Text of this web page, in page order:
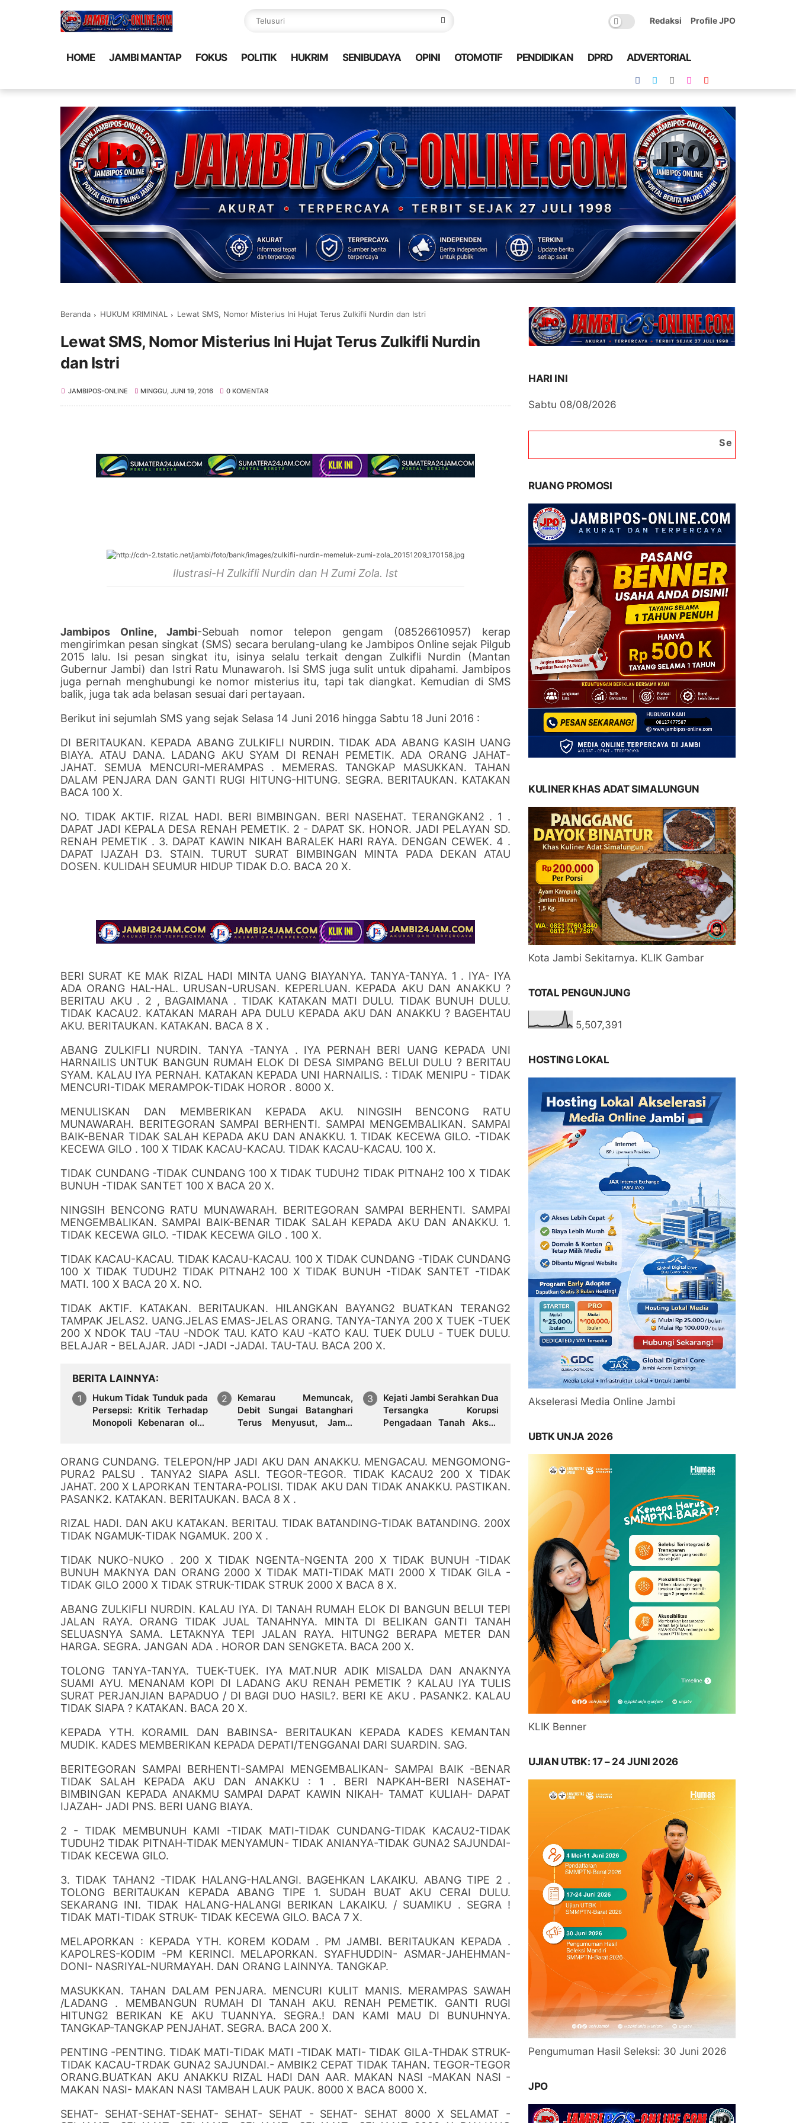
Redaksi Profile JPO
HOME JAMBI MANTAP FOKUS POLITIK HUKRIM SENIBUDAYA OPINI OTOMOTIF PENDIDIKAN DPRD ADVERTORIAL
Beranda HUKUM KRIMINAL Lewat SMS, Nomor Misterius Ini Hujat Terus Zulkifli Nurdin dan Istri
Lewat SMS, Nomor Misterius Ini Hujat Terus Zulkifli Nurdin
dan Istri
JAMBIPOS-ONLINE MINGGU, JUNI 19, 2016 0 KOMENTAR
Ilustrasi-H Zulkifli Nurdin dan H Zumi Zola. Ist
Jambipos Online, Jambi-Sebuah nomor telepon gengam (08526610957) kerap
mengirimkan pesan singkat (SMS) secara berulang-ulang ke Jambipos Online sejak Pilgub
2015 lalu. Isi pesan singkat itu, isinya selalu terkait dengan Zulkifli Nurdin (Mantan
Gubernur Jambi) dan Istri Ratu Munawaroh. Isi SMS juga sulit untuk dipahami. Jambipos
juga pernah menghubungi ke nomor misterius itu, tapi tak diangkat. Kemudian di SMS
balik, juga tak ada belasan sesuai dari pertayaan.
Berikut ini sejumlah SMS yang sejak Selasa 14 Juni 2016 hingga Sabtu 18 Juni 2016 :
DI BERITAUKAN. KEPADA ABANG ZULKIFLI NURDIN. TIDAK ADA ABANG KASIH UANG
BIAYA. ATAU DANA. LADANG AKU SYAM DI RENAH PEMETIK. ADA ORANG JAHAT-
JAHAT. SEMUA MENCURI-MERAMPAS . MEMERAS. TANGKAP MASUKKAN. TAHAN
DALAM PENJARA DAN GANTI RUGI HITUNG-HITUNG. SEGRA. BERITAUKAN. KATAKAN
BACA 100 X.
NO. TIDAK AKTIF. RIZAL HADI. BERI BIMBINGAN. BERI NASEHAT. TERANGKAN2 . 1 .
DAPAT JADI KEPALA DESA RENAH PEMETIK. 2 - DAPAT SK. HONOR. JADI PELAYAN SD.
RENAH PEMETIK . 3. DAPAT KAWIN NIKAH BARALEK HARI RAYA. DENGAN CEWEK. 4 .
DAPAT IJAZAH D3. STAIN. TURUT SURAT BIMBINGAN MINTA PADA DEKAN ATAU
DOSEN. KULIDAH SEUMUR HIDUP TIDAK D.O. BACA 20 X.
BERI SURAT KE MAK RIZAL HADI MINTA UANG BIAYANYA. TANYA-TANYA. 1 . IYA- IYA
ADA ORANG HAL-HAL. URUSAN-URUSAN. KEPERLUAN. KEPADA AKU DAN ANAKKU ?
BERITAU AKU . 2 , BAGAIMANA . TIDAK KATAKAN MATI DULU. TIDAK BUNUH DULU.
TIDAK KACAU2. KATAKAN MARAH APA DULU KEPADA AKU DAN ANAKKU ? BAGEHTAU
AKU. BERITAUKAN. KATAKAN. BACA 8 X .
ABANG ZULKIFLI NURDIN. TANYA -TANYA . IYA PERNAH BERI UANG KEPADA UNI
HARNAILIS UNTUK BANGUN RUMAH ELOK DI DESA SIMPANG BELUI DULU ? BERITAU
SYAM. KALAU IYA PERNAH. KATAKAN KEPADA UNI HARNAILIS. : TIDAK MENIPU - TIDAK
MENCURI-TIDAK MERAMPOK-TIDAK HOROR . 8000 X.
MENULISKAN DAN MEMBERIKAN KEPADA AKU. NINGSIH BENCONG RATU
MUNAWARAH. BERITEGORAN SAMPAI BERHENTI. SAMPAI MENGEMBALIKAN. SAMPAI
BAIK-BENAR TIDAK SALAH KEPADA AKU DAN ANAKKU. 1. TIDAK KECEWA GILO. -TIDAK
KECEWA GILO . 100 X TIDAK KACAU-KACAU. TIDAK KACAU-KACAU. 100 X.
TIDAK CUNDANG -TIDAK CUNDANG 100 X TIDAK TUDUH2 TIDAK PITNAH2 100 X TIDAK
BUNUH -TIDAK SANTET 100 X BACA 20 X.
NINGSIH BENCONG RATU MUNAWARAH. BERITEGORAN SAMPAI BERHENTI. SAMPAI
MENGEMBALIKAN. SAMPAI BAIK-BENAR TIDAK SALAH KEPADA AKU DAN ANAKKU. 1.
TIDAK KECEWA GILO. -TIDAK KECEWA GILO . 100 X.
TIDAK KACAU-KACAU. TIDAK KACAU-KACAU. 100 X TIDAK CUNDANG -TIDAK CUNDANG
100 X TIDAK TUDUH2 TIDAK PITNAH2 100 X TIDAK BUNUH -TIDAK SANTET -TIDAK
MATI. 100 X BACA 20 X. NO.
TIDAK AKTIF. KATAKAN. BERITAUKAN. HILANGKAN BAYANG2 BUATKAN TERANG2
TAMPAK JELAS2. UANG.JELAS EMAS-JELAS ORANG. TANYA-TANYA 200 X TUEK -TUEK
200 X NDOK TAU -TAU -NDOK TAU. KATO KAU -KATO KAU. TUEK DULU - TUEK DULU.
BELAJAR - BELAJAR. JADI -JADI -JADAI. TAU-TAU. BACA 200 X.
BERITA LAINNYA
Hukum Tidak Tunduk pada
Persepsi: Kritik Terhadap
Monopoli Kebenaran oleh
Kemarau Memuncak,
Debit Sungai Batanghari
Terus Menyusut, Jambi
Kejati Jambi Serahkan Dua
Tersangka Korupsi
Pengadaan Tanah Akses
ORANG CUNDANG. TELEPON/HP JADI AKU DAN ANAKKU. MENGACAU. MENGOMONG-
PURA2 PALSU . TANYA2 SIAPA ASLI. TEGOR-TEGOR. TIDAK KACAU2 200 X TIDAK
JAHAT. 200 X LAPORKAN TENTARA-POLISI. TIDAK AKU DAN TIDAK ANAKKU. PASTIKAN.
PASANK2. KATAKAN. BERITAUKAN. BACA 8 X .
RIZAL HADI. DAN AKU KATAKAN. BERITAU. TIDAK BATANDING-TIDAK BATANDING. 200X
TIDAK NGAMUK-TIDAK NGAMUK. 200 X .
TIDAK NUKO-NUKO . 200 X TIDAK NGENTA-NGENTA 200 X TIDAK BUNUH -TIDAK
BUNUH MAKNYA DAN ORANG 2000 X TIDAK MATI-TIDAK MATI 2000 X TIDAK GILA -
TIDAK GILO 2000 X TIDAK STRUK-TIDAK STRUK 2000 X BACA 8 X.
ABANG ZULKIFLI NURDIN. KALAU IYA. DI TANAH RUMAH ELOK DI BANGUN BELUI TEPI
JALAN RAYA. ORANG TIDAK JUAL TANAHNYA. MINTA DI BELIKAN GANTI TANAH
SELUASNYA SAMA. LETAKNYA TEPI JALAN RAYA. HITUNG2 BERAPA METER DAN
HARGA. SEGRA. JANGAN ADA . HOROR DAN SENGKETA. BACA 200 X.
TOLONG TANYA-TANYA. TUEK-TUEK. IYA MAT.NUR ADIK MISALDA DAN ANAKNYA
SUAMI AYU. MENANAM KOPI DI LADANG AKU RENAH PEMETIK ? KALAU IYA TULIS
SURAT PERJANJIAN BAPADUO / DI BAGI DUO HASIL?. BERI KE AKU . PASANK2. KALAU
TIDAK SIAPA ? KATAKAN. BACA 20 X.
KEPADA YTH. KORAMIL DAN BABINSA- BERITAUKAN KEPADA KADES KEMANTAN
MUDIK. KADES MEMBERIKAN KEPADA DEPATI/TENGGANAI DARI SUARDIN. SAG.
BERITEGORAN SAMPAI BERHENTI-SAMPAI MENGEMBALIKAN- SAMPAI BAIK -BENAR
TIDAK SALAH KEPADA AKU DAN ANAKKU : 1 . BERI NAPKAH-BERI NASEHAT-
BIMBINGAN KEPADA ANAKMU SAMPAI DAPAT KAWIN NIKAH- TAMAT KULIAH- DAPAT
IJAZAH- JADI PNS. BERI UANG BIAYA.
2 - TIDAK MEMBUNUH KAMI -TIDAK MATI-TIDAK CUNDANG-TIDAK KACAU2-TIDAK
TUDUH2 TIDAK PITNAH-TIDAK MENYAMUN- TIDAK ANIANYA-TIDAK GUNA2 SAJUNDAI-
TIDAK KECEWA GILO.
3. TIDAK TAHAN2 -TIDAK HALANG-HALANGI. BAGEHKAN LAKAIKU. ABANG TIPE 2 .
TOLONG BERITAUKAN KEPADA ABANG TIPE 1. SUDAH BUAT AKU CERAI DULU.
SEKARANG INI. TIDAK HALANG-HALANGI BERIKAN LAKAIKU. / SUAMIKU . SEGRA !
TIDAK MATI-TIDAK STRUK- TIDAK KECEWA GILO. BACA 7 X.
MELAPORKAN : KEPADA YTH. KOREM KODAM . PM JAMBI. BERITAUKAN KEPADA .
KAPOLRES-KODIM -PM KERINCI. MELAPORKAN. SYAFHUDDIN- ASMAR-JAHEHMAN-
DONI- NASRIYAL-NURMAYAH. DAN ORANG LAINNYA. TANGKAP.
MASUKKAN. TAHAN DALAM PENJARA. MENCURI KULIT MANIS. MERAMPAS SAWAH
/LADANG . MEMBANGUN RUMAH DI TANAH AKU. RENAH PEMETIK. GANTI RUGI
HITUNG2 BERIKAN KE AKU TUANNYA. SEGRA.! DAN KAMI MAU DI BUNUHNYA.
TANGKAP-TANGKAP PENJAHAT. SEGRA. BACA 200 X.
PENTING -PENTING. TIDAK MATI-TIDAK MATI -TIDAK MATI- TIDAK GILA-THDAK STRUK-
TIDAK KACAU-TRDAK GUNA2 SAJUNDAI.- AMBIK2 CEPAT TIDAK TAHAN. TEGOR-TEGOR
ORANG.BUATKAN AKU ANAKKU RIZAL HADI DAN AAR. MAKAN NASI -MAKAN NASI -
MAKAN NASI- MAKAN NASI TAMBAH LAUK PAUK. 8000 X BACA 8000 X.
SEHAT- SEHAT-SEHAT-SEHAT- SEHAT- SEHAT - SEHAT- SEHAT 8000 X SELAMAT -
HARI INI
Sabtu 08/08/2026
Selamat Datang di
RUANG PROMOSI
KULINER KHAS ADAT SIMALUNGUN
Kota Jambi Sekitarnya. KLIK Gambar
TOTAL PENGUNJUNG
5,507,391
HOSTING LOKAL
Akselerasi Media Online Jambi
UBTK UNJA 2026
KLIK Benner
UJIAN UTBK: 17 – 24 JUNI 2026
Pengumuman Hasil Seleksi: 30 Juni 2026
JPO